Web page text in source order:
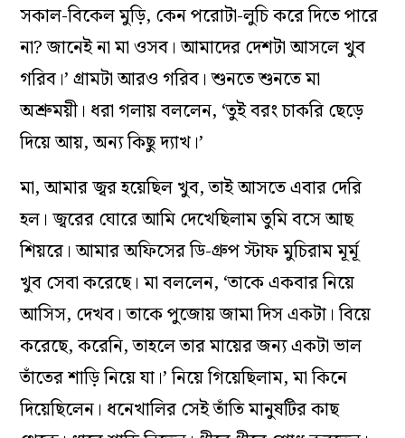
সকাল-বিকেল মুড়ি, কেন পরোটা-লুচি করে দিতে পারে
না? জানেই না মা ওসব। আমাদের দেশটা আসলে খুব
গরিব।’ গ্রামটা আরও গরিব। শুনতে শুনতে মা
অশ্রুময়ী। ধরা গলায় বললেন, ‘তুই বরং চাকরি ছেড়ে
দিয়ে আয়, অন্য কিছু দ্যাখ।’
মা, আমার জ্বর হয়েছিল খুব, তাই আসতে এবার দেরি
হল। জ্বরের ঘোরে আমি দেখেছিলাম তুমি বসে আছ
শিয়রে। আমার অফিসের ডি-গ্রুপ স্টাফ মুচিরাম মূর্মূ
খুব সেবা করেছে। মা বললেন, ‘তাকে একবার নিয়ে
আসিস, দেখব। তাকে পুজোয় জামা দিস একটা। বিয়ে
করেছে, করেনি, তাহলে তার মায়ের জন্য একটা ভাল
তাঁতের শাড়ি নিয়ে যা।’ নিয়ে গিয়েছিলাম, মা কিনে
দিয়েছিলেন। ধনেখালির সেই তাঁতি মানুষটির কাছ